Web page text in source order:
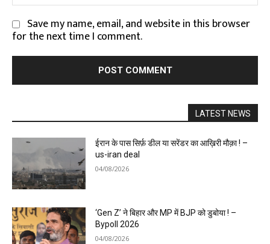
Save my name, email, and website in this browser
for the next time I comment.
LATEST NEWS
ईरान के पास सिर्फ़ डील या सरेंडर का आख़िरी मौक़ा ! –
us-iran deal
04/08/2026
‘Gen Z’ ने बिहार और MP में BJP को डुबोया ! –
Bypoll 2026
04/08/2026